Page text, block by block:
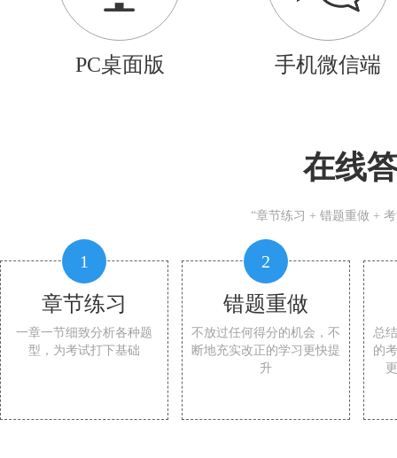
PC桌面版 手机微信端
在线
“章节练习 + 错题重做 +
1
章节练习
一章一节细致分析各种题
型，为考试打下基础
2
错题重做
不放过任何得分的机会，不
断地充实改正的学习更快提
升
总
的